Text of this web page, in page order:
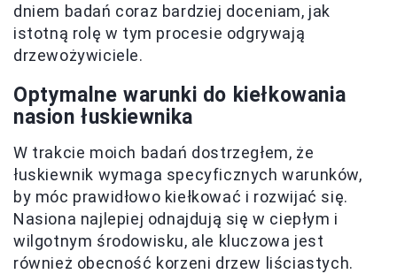
dniem badań coraz bardziej doceniam, jak
istotną rolę w tym procesie odgrywają
drzewożywiciele.
Optymalne warunki do kiełkowania
nasion łuskiewnika
W trakcie moich badań dostrzegłem, że
łuskiewnik wymaga specyficznych warunków,
by móc prawidłowo kiełkować i rozwijać się.
Nasiona najlepiej odnajdują się w ciepłym i
wilgotnym środowisku, ale kluczowa jest
również obecność korzeni drzew liściastych.